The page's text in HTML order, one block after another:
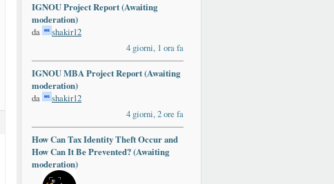
IGNOU Project Report (Awaiting
moderation)
da
shakir12
4 giorni, 1 ora fa
IGNOU MBA Project Report (Awaiting
moderation)
da
shakir12
4 giorni, 2 ore fa
How Can Tax Identity Theft Occur and
How Can It Be Prevented? (Awaiting
moderation)